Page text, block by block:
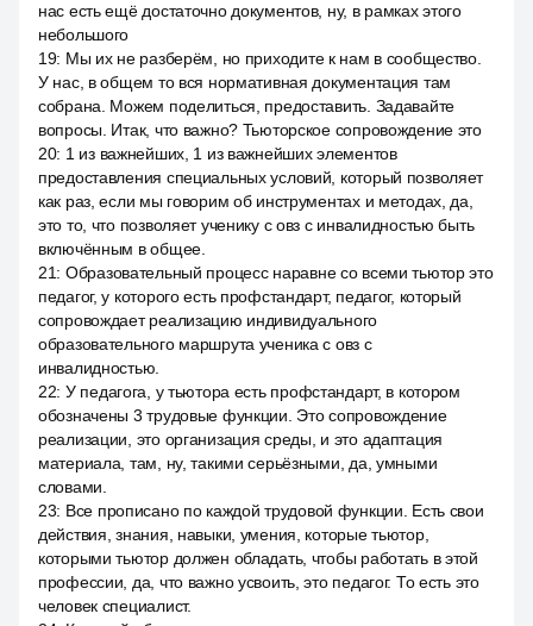
нас есть ещё достаточно документов, ну, в рамках этого
небольшого
19: Мы их не разберём, но приходите к нам в сообщество.
У нас, в общем то вся нормативная документация там
собрана. Можем поделиться, предоставить. Задавайте
вопросы. Итак, что важно? Тьюторское сопровождение это
20: 1 из важнейших, 1 из важнейших элементов
предоставления специальных условий, который позволяет
как раз, если мы говорим об инструментах и методах, да,
это то, что позволяет ученику с овз с инвалидностью быть
включённым в общее.
21: Образовательный процесс наравне со всеми тьютор это
педагог, у которого есть профстандарт, педагог, который
сопровождает реализацию индивидуального
образовательного маршрута ученика с овз с
инвалидностью.
22: У педагога, у тьютора есть профстандарт, в котором
обозначены 3 трудовые функции. Это сопровождение
реализации, это организация среды, и это адаптация
материала, там, ну, такими серьёзными, да, умными
словами.
23: Все прописано по каждой трудовой функции. Есть свои
действия, знания, навыки, умения, которые тьютор,
которыми тьютор должен обладать, чтобы работать в этой
профессии, да, что важно усвоить, это педагог. То есть это
человек специалист.